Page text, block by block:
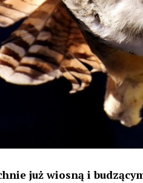
już wiosną i